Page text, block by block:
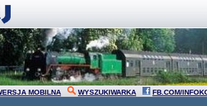
MOBILNA WYSZUKIWARKA FB.COM/